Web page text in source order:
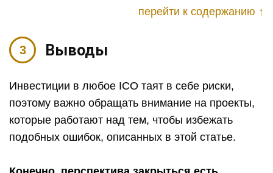
перейти к содержанию ↑
Выводы
Инвестиции в любое ICO таят в себе риски,
поэтому важно обращать внимание на проекты,
которые работают над тем, чтобы избежать
подобных ошибок, описанных в этой статье.